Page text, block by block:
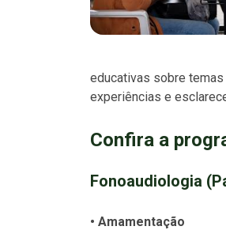
educativas sobre
experiências e
Confira a
Fonoaudiologia
• Amamentação